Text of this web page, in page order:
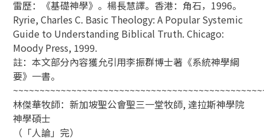
雷歷：《基礎神學》。楊長慧譯。香港：角石，1996。
Ryrie, Charles C. Basic Theology: A Popular Systemic
Guide to Understanding Biblical Truth. Chicago:
Moody Press, 1999.
註：本文部分內容獲允引用李振群博士著《系統神學綱
要》一書。
林傑華牧師：新加坡聖公會聖三一堂牧師, 達拉斯神學院
神學碩士
（「人論」完）